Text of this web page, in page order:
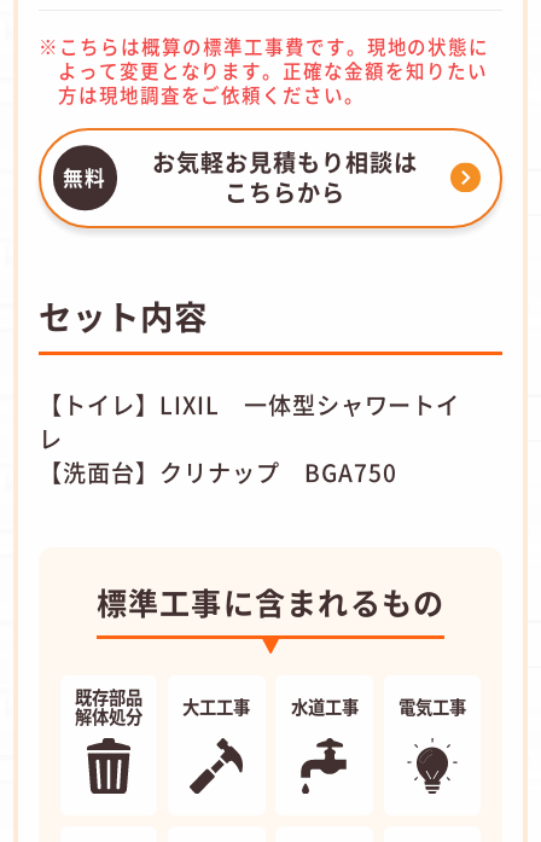
こちらは概算の標準工事費です。現地の状態に
よって変更となります。正確な金額を知りたい
方は現地調査をご依頼ください。
お気軽お見積もり相談は
こちらから
セット内容
【トイレ】LIXIL 一体型シャワートイ
レ
【洗面台】クリナップ BGA750
標準工事に含まれるもの
既存部品
解体処分 大工工事 水道工事 電気工事